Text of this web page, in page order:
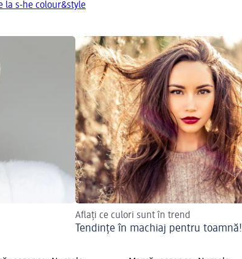
la s-he colour&style
Aflați ce culori sunt în trend
Tendințe în machiaj pentru toamnă!